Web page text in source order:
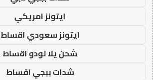
ايتونز امريكي
ايتونز سعودي اقساط
شحن يلا لودو اقساط
شدات ببجي اقساط